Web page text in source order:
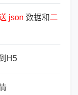
json 数据和二
H5